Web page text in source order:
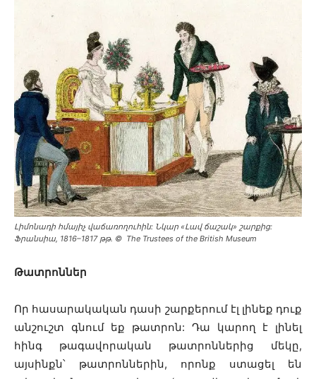
Լիմոնադի հմայիչ վաճառողուհին: Նկար «Լավ ճաշակ» շարքից:
Ֆրանսիա, 1816–1817 թթ․ © The Trustees of the British Museum
Թատրոններ
Որ հասարակական դասի շարքերում էլ լինեք դուք
անշուշտ գնում եք թատրոն: Դա կարող է լինել
հինգ թագավորական թատրոններից մեկը,
այսինքն՝ թատրոններին, որոնք ստացել են